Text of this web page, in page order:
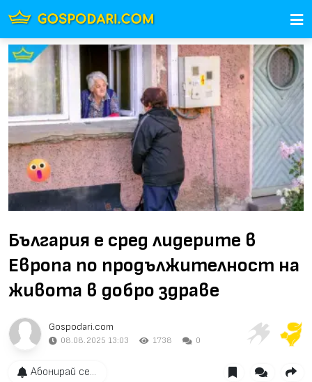
България е сред лидерите в
Европа по продължителност на
живота в добро здраве
Gospodari.com
08.08.2025 13:03 1738 0
Абонирай се...